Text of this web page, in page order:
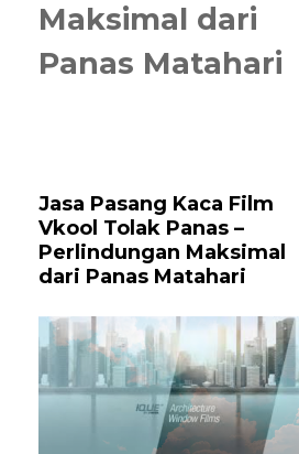
Maksimal dari
Panas Matahari
Jasa Pasang Kaca Film
Vkool Tolak Panas –
Perlindungan Maksimal
dari Panas Matahari